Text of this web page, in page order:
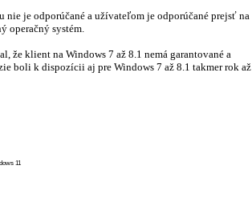
nie je odporúčané a užívateľom je odporúčané prejsť na
operačný systém.
že klient na Windows 7 až 8.1 nemá garantované a
boli k dispozícii aj pre Windows 7 až 8.1 takmer rok až
11